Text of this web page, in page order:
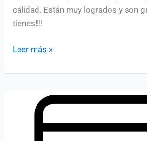
calidad. Están muy logrados y son
tienes!!!!
Iconos
comida
Leer más »